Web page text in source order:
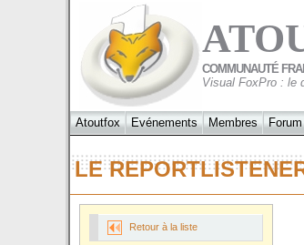
COMMUNAUTÉ
Visual FoxPro : le
Atoutfox Evénements Membres Forum
LE
Retour à la liste